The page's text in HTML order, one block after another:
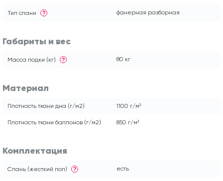
Тип слани ? фанерная разборная
Габариты и вес
Масса лодки (кг) ? 80 кг
Материал
Плотность ткани дна (г/м2) 1100 г/м²
Плотность ткани баллонов (г/м2) 850 г/м²
Комплектация
Слань (жесткий пол) ? есть